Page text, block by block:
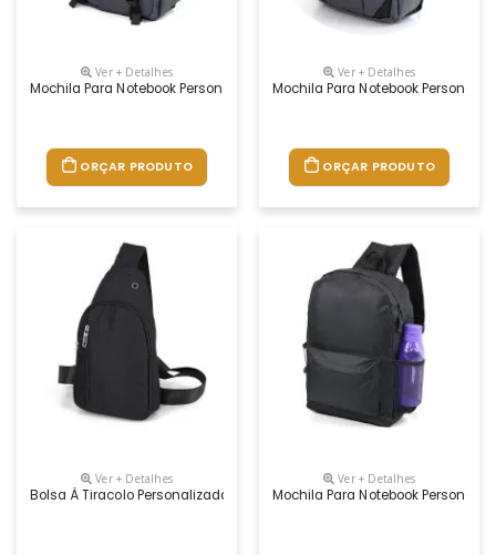
Ver + Detalhes
Mochila Para Notebook Personalizada
ORÇAR PRODUTO
Ver + Detalhes
Mochila Para Notebook
ORÇAR PRODUTO
Ver + Detalhes
Bolsa À Tiracolo Personalizada
Ver + Detalhes
Mochila Para Notebook